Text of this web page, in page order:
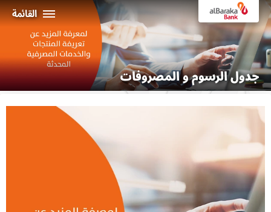
القائمة
أفراد
الشركـات
نبذة عن البركة
خدمات الإنترنت البنكي
ثراء
ماكينات الصراف الألي و الفروع
جدول الرسوم و المصروفات